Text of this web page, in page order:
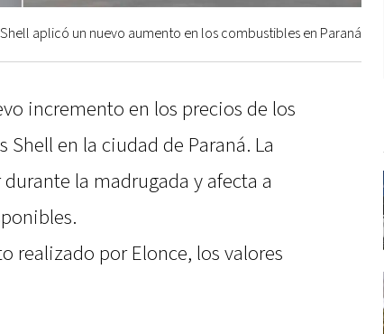
Shell aplicó un nuevo aumento en los combustibles en Paraná
incremento en los precios de los
en la ciudad de Paraná. La
la madrugada y afecta a
realizado por Elonce, los valores